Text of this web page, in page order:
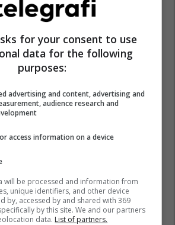
for your consent to use
data for the following
purposes:
advertising and content, advertising and
audience research and
access information on a device
will be processed and information from
unique identifiers, and other device
by, accessed by and shared with 369
by this site. We and our partners
data. List of partners.